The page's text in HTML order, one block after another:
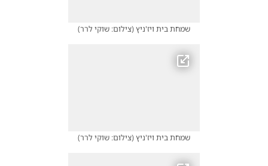
שמחת בית ויז'ניץ(צילום: שוקי לרר)
שמחת בית ויז'ניץ(צילום: שוקי לרר)